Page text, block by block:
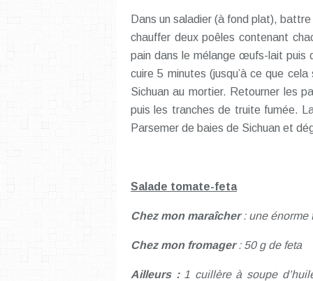
Dans un saladier (à fond plat),
chauffer deux poêles contenant
pain dans le mélange œufs-lait puis
cuire 5 minutes (jusqu’à ce que
Sichuan au mortier. Retourner les
puis les tranches de truite fumée.
Parsemer de baies de Sichuan et
Salade tomate-feta
Chez mon maraîcher: une énorme
Chez mon fromager: 50 g de feta
Ailleurs : 1 cuillère à soupe